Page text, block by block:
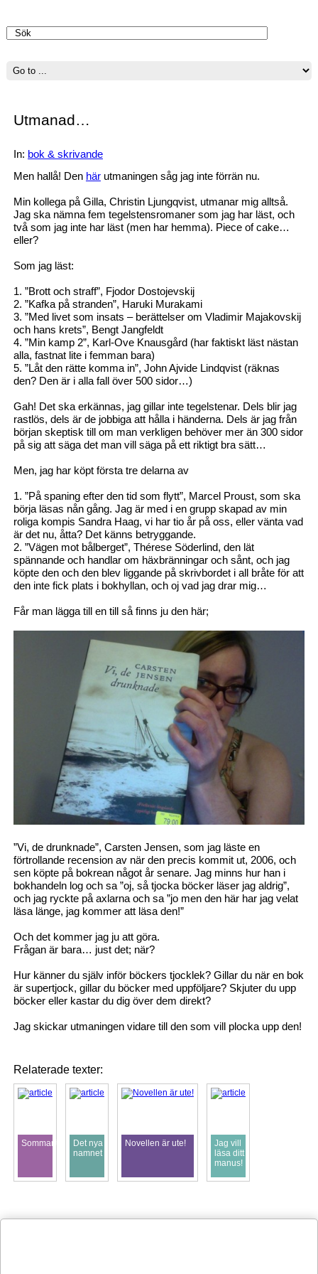
Utmanad…
In: bok & skrivande
Men hallå! Den härutmaningen såg jag inte förrän nu.
Min kollega på Gilla, Christin Ljungqvist, utmanar mig alltså.
Jag ska nämna fem tegelstensromaner som jag har läst, och
två som jag inte har läst (men har hemma). Piece of cake…
eller?
Som jag läst:
1. ”Brott och straff”, Fjodor Dostojevskij
2. ”Kafka på stranden”, Haruki Murakami
3. ”Med livet som insats – berättelser om Vladimir Majakovskij
och hans krets”, Bengt Jangfeldt
4. ”Min kamp 2”, Karl-Ove Knausgård (har faktiskt läst nästan
alla, fastnat lite i femman bara)
5. ”Låt den rätte komma in”, John Ajvide Lindqvist (räknas
den? Den är i alla fall över 500 sidor…)
Gah! Det ska erkännas, jag gillar inte tegelstenar. Dels blir jag
rastlös, dels är de jobbiga att hålla i händerna. Dels är jag från
början skeptisk till om man verkligen behöver mer än 300 sidor
på sig att säga det man vill säga på ett riktigt bra sätt…
Men, jag har köpt första tre delarna av
1. ”På spaning efter den tid som flytt”, Marcel Proust, som ska
börja läsas nån gång. Jag är med i en grupp skapad av min
roliga kompis Sandra Haag, vi har tio år på oss, eller vänta vad
är det nu, åtta? Det känns betryggande.
2. ”Vägen mot bålberget”, Thérese Söderlind, den lät
spännande och handlar om häxbränningar och sånt, och jag
köpte den och den blev liggande på skrivbordet i all bråte för att
den inte fick plats i bokhyllan, och oj vad jag drar mig…
Får man lägga till en till så finns ju den här;
”Vi, de drunknade”, Carsten Jensen, som jag läste en
förtrollande recension av när den precis kommit ut, 2006, och
sen köpte på bokrean något år senare. Jag minns hur han i
bokhandeln log och sa ”oj, så tjocka böcker läser jag aldrig”,
och jag ryckte på axlarna och sa ”jo men den här har jag velat
läsa länge, jag kommer att läsa den!”
Och det kommer jag ju att göra.
Frågan är bara… just det; när?
Hur känner du själv inför böckers tjocklek? Gillar du när en bok
är supertjock, gillar du böcker med uppföljare? Skjuter du upp
böcker eller kastar du dig över dem direkt?
Jag skickar utmaningen vidare till den som vill plocka upp den!
Relaterade texter:
Sommarfunderingar
Det nya
namnet
Novellen är ute!
Jag vill
läsa ditt
manus!